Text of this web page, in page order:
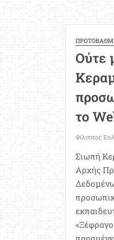
Ούτε
το
Φίλιππος
Σιωπή
Αρχής
«Ξέφραγο